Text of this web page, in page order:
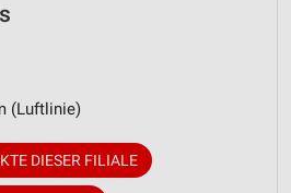
(Luftlinie)
DIESER FILIALE